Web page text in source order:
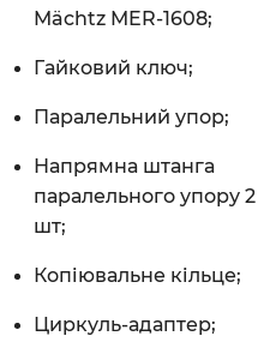
Mächtz MER-1608;
Гайковий ключ;
Паралельний упор;
Напрямна штанга
паралельного упору 2
шт;
Копіювальне кільце;
Циркуль-адаптер;